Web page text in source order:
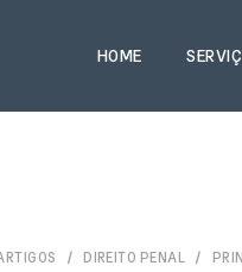
HOME
DIREITO PENAL